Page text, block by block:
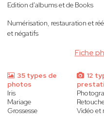
Fiche
Edition d'albums et de Books
Numérisation, restauration et
et négatifs
35 types de
photos
Iris
Mariage
Grossesse
12
Vidéo et